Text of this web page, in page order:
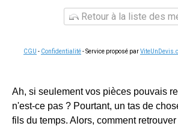
Retour à la liste des
CGU - Confidentialité- Service proposé par
Ah, si seulement vos pièces pouvais
n'est-ce pas ? Pourtant, un tas de
fils du temps. Alors, comment